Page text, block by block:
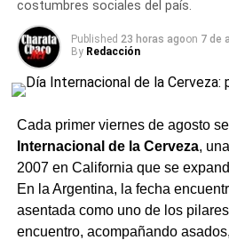
Quienes quieran comenzar con
Charata pueden conseguirlo en
vivero de Doña Irene, en la
vivero de la ruta.
Para másnoticias de Charatay la
cobertura actualizada.
TEMAS RELACIONADOS CHARATA
HUERTA ORGÁNICA
INVIERNO
TIPS DEL HOGAR
VIVERO
familias
Elhospital
familias que participaron,
único e irremplazable. Desde la
que la leche materna no solo
fortalece el vínculo entre mamá y
beneficios para todo el binomio,
costumbres sociales del país.
Published 23 horas agoon 7 de
By Redacción
Cada primer viernes de agosto
Internacional de la Cerveza,
2007 en California que se
En la Argentina, la fecha
asentada como uno de los
encuentro, acompañando